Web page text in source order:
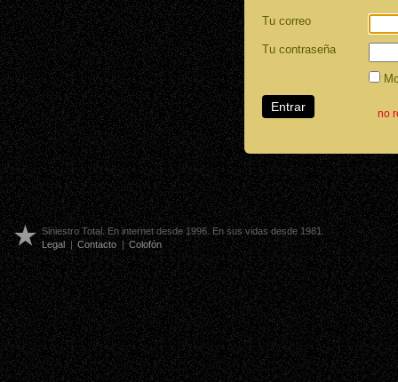
Tu correo
Tu contraseña
no
Siniestro Total. En internet desde 1996. En sus vidas desde 1981.
Legal | Contacto | Colofón